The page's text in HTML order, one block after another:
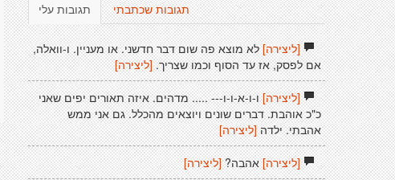
תגובות עלי תגובות שכתבתי
[ליצירה]לא מוצא פה שום דבר חדשני. או מעניין. ו-וואלה,
אם לפסק, אז עד הסוף וכמו שצריך. [ליצירה]
[ליצירה]ו-ו-א-ו-ו--- ..... מדהים. איזה תאורים יפים שאני
כ"כ אוהבת. דברים שונים ויוצאים מהכלל. גם אני ממש
אהבתי. ילדה [ליצירה]
[ליצירה]אהבה? [ליצירה]